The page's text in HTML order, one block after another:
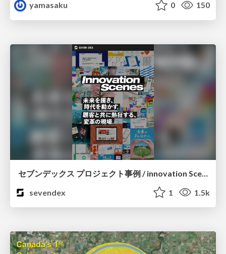
yamasaku 0 150
sevendex
1 1.5k